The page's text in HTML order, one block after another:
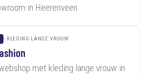
in Heerenveen
KLEDING LANGE VROUW
met kleding lange vrouw in